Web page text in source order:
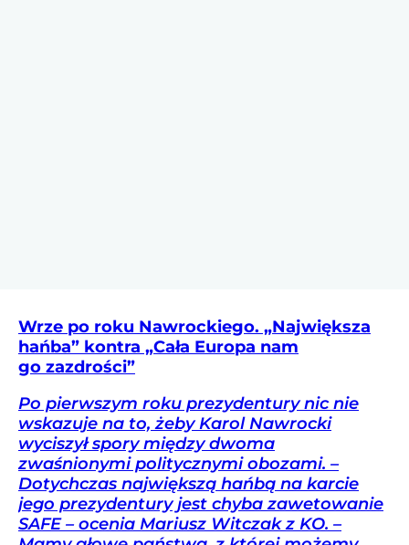
Wrze po roku Nawrockiego. „Największa
hańba” kontra „Cała Europa nam
go zazdrości”
Po pierwszym roku prezydentury nic nie
wskazuje na to, żeby Karol Nawrocki
wyciszył spory między dwoma
zwaśnionymi politycznymi obozami. –
Dotychczas największą hańbą na karcie
jego prezydentury jest chyba zawetowanie
SAFE – ocenia Mariusz Witczak z KO. –